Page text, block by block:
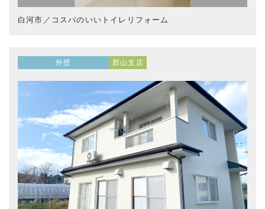
白河市／コスパのいいトイレリフォーム
外壁 郡山支店